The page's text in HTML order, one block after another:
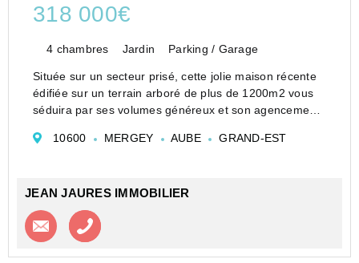
318 000€
4 chambres Jardin Parking / Garage
Située sur un secteur prisé, cette jolie maison récente
édifiée sur un terrain arboré de plus de 1200m2 vous
séduira par ses volumes généreux et son agencement
magnifique pièce de vie lumineuse avec ses...
10600 MERGEY AUBE GRAND-EST
JEAN JAURES IMMOBILIER
Contacter l'agence